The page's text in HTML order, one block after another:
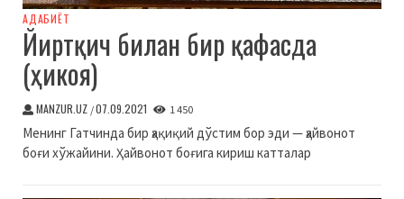
АДАБИЁТ
Йиртқич билан бир қафасда
(ҳикоя)
MANZUR.UZ /07.09.2021 1 450
Менинг Гатчинда бир ҳақиқий дўстим бор эди — ҳайвонот
боғи хўжайини. Ҳайвонот боғига кириш катталар